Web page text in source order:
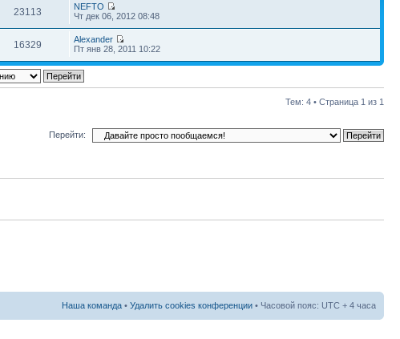
23113
NEFTO
Чт дек 06, 2012 08:48
16329
Alexander
Пт янв 28, 2011 10:22
Тем: 4 • Страница 1 из 1
Перейти:
Наша команда • Удалить cookies конференции • Часовой пояс: UTC + 4 часа